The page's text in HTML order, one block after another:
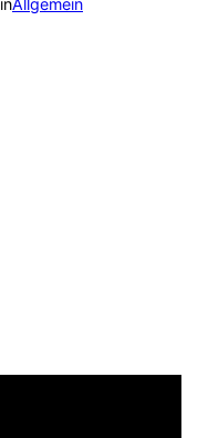
inAllgemein